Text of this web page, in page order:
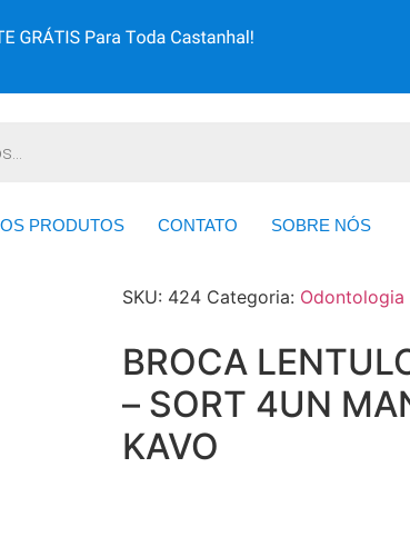
PRODUTOS CONTATO SOBRE NÓS
SKU: 424 Categoria: Odontologia
BROCA
– SORT 4UN
KAVO